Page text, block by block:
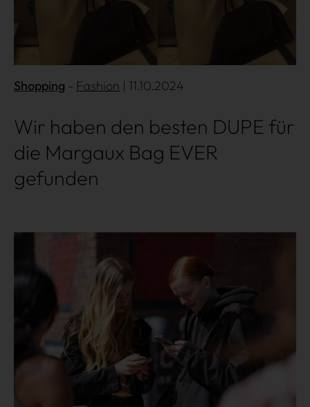
Über uns Kooperationen
Shopping Fashion | 11.10.2024
Wir haben den besten DUPE für
die Margaux Bag EVER
gefunden